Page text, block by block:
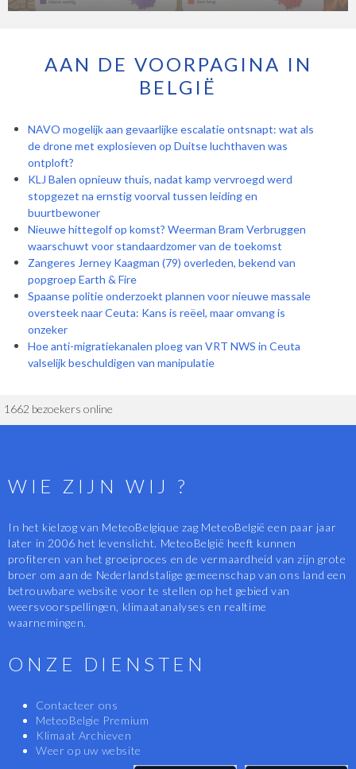
AAN DE VOORPAGINA IN
BELGIË
NAVO mogelijk aan gevaarlijke escalatie ontsnapt: wat als
de drone met explosieven op Duitse luchthaven was
ontploft?
KLJ Balen opnieuw thuis, nadat kamp vervroegd werd
stopgezet na ernstig voorval tussen leiding en
buurtbewoner
Nieuwe hittegolf op komst? Weerman Bram Verbruggen
waarschuwt voor standaardzomer van de toekomst
Zangeres Jerney Kaagman (79) overleden, bekend van
popgroep Earth & Fire
Spaanse politie onderzoekt plannen voor nieuwe massale
oversteek naar Ceuta: Kans is reëel, maar omvang is
onzeker
Hoe anti-migratiekanalen ploeg van VRT NWS in Ceuta
valselijk beschuldigen van manipulatie
1662 bezoekers online
WIE ZIJN WIJ ?
In het kielzog van MeteoBelgique zag MeteoBelgië een paar jaar
later in 2006 het levenslicht. MeteoBelgië heeft kunnen
profiteren van het groeiproces en de vermaardheid van zijn grote
broer om aan de Nederlandstalige gemeenschap van ons land een
betrouwbare website voor te stellen op het gebied van
weersvoorspellingen, klimaatanalyses en realtime
waarnemingen.
ONZE DIENSTEN
Contacteer ons
MeteoBelgie Premium
Klimaat Archieven
Weer op uw website